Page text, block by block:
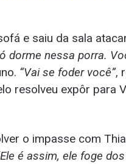
e saiu da sala
dorme nessa porra.
“Vai se foder você”,
resolveu expôr para
o impasse com
é assim, ele foge